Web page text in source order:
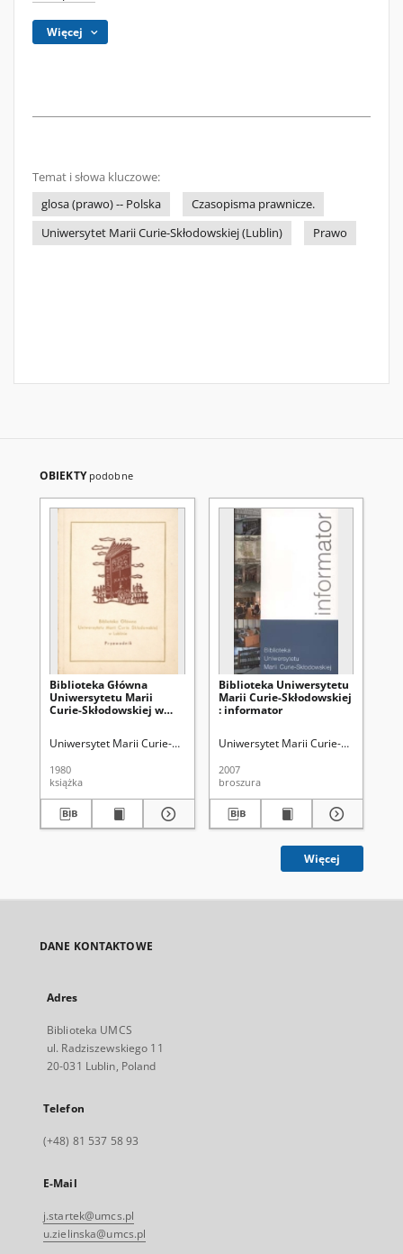
Więcej
Temat i słowa kluczowe:
glosa (prawo) -- Polska
Czasopisma prawnicze.
Uniwersytet Marii Curie-Skłodowskiej (Lublin)
Prawo
OBIEKTY podobne
Biblioteka Główna
Uniwersytetu Marii
Curie-Skłodowskiej w
Uniwersytet Marii Curie-Skłodowskiej (Lublin). Biblioteka Główna
1980
książka
Biblioteka Uniwersytetu
Marii Curie-Skłodowskiej
: informator
Uniwersytet Marii Curie-
2007
broszura
Więcej
DANE KONTAKTOWE
Adres
Biblioteka UMCS
ul. Radziszewskiego 11
20-031 Lublin, Poland
Telefon
(+48) 81 537 58 93
E-Mail
j.startek@umcs.pl
u.zielinska@umcs.pl